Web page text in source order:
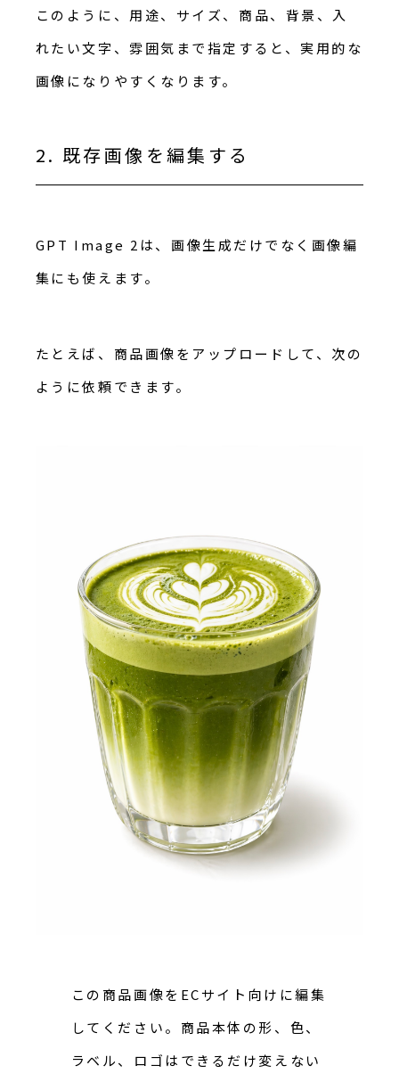
このように、用途、サイズ、商品、背景、入
れたい文字、雰囲気まで指定すると、実用的な
画像になりやすくなります。
2. 既存画像を編集する
GPT Image 2は、画像生成だけでなく画像編
集にも使えます。
たとえば、商品画像をアップロードして、次の
ように依頼できます。
この商品画像をECサイト向けに編集
してください。商品本体の形、色、
ラベル、ロゴはできるだけ変えない